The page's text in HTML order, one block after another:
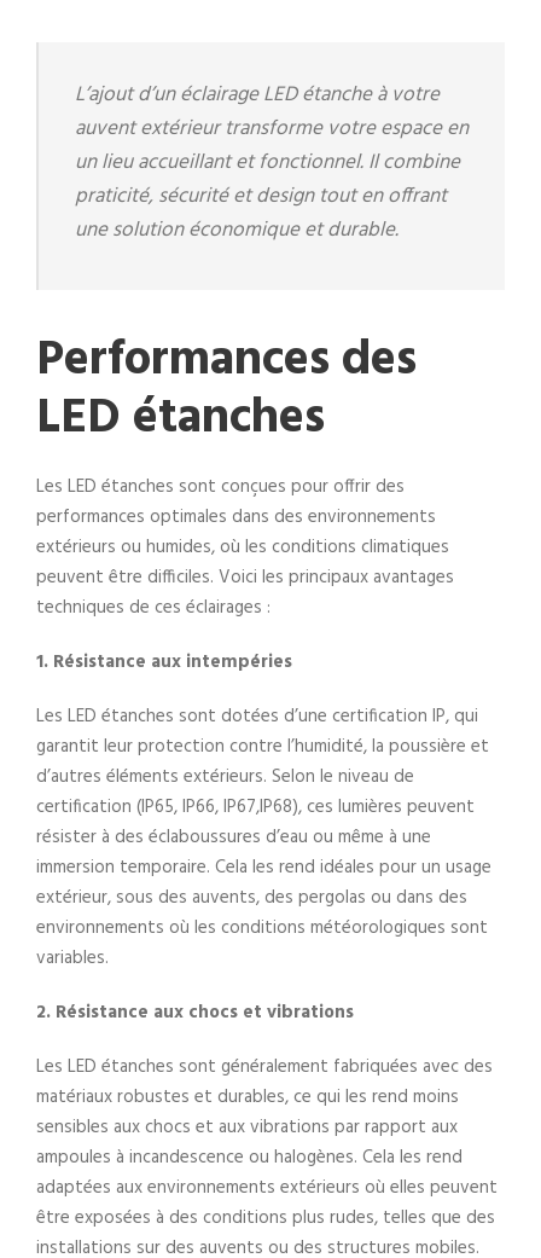
L’ajout d’un éclairage LED étanche à votre
auvent extérieur transforme votre espace en
un lieu accueillant et fonctionnel. Il combine
praticité, sécurité et design tout en offrant
une solution économique et durable.
Performances des
LED étanches
Les LED étanches sont conçues pour offrir des
performances optimales dans des environnements
extérieurs ou humides, où les conditions climatiques
peuvent être difficiles. Voici les principaux avantages
techniques de ces éclairages :
1. Résistance aux intempéries
Les LED étanches sont dotées d’une certification IP, qui
garantit leur protection contre l’humidité, la poussière et
d’autres éléments extérieurs. Selon le niveau de
certification (IP65, IP66, IP67,IP68), ces lumières peuvent
résister à des éclaboussures d’eau ou même à une
immersion temporaire. Cela les rend idéales pour un usage
extérieur, sous des auvents, des pergolas ou dans des
environnements où les conditions météorologiques sont
variables.
2. Résistance aux chocs et vibrations
Les LED étanches sont généralement fabriquées avec des
matériaux robustes et durables, ce qui les rend moins
sensibles aux chocs et aux vibrations par rapport aux
ampoules à incandescence ou halogènes. Cela les rend
adaptées aux environnements extérieurs où elles peuvent
être exposées à des conditions plus rudes, telles que des
installations sur des auvents ou des structures mobiles.